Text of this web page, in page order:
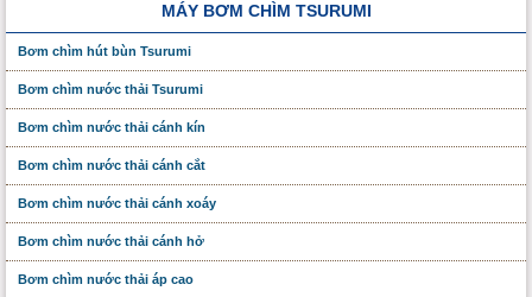
MÁY BƠM CHÌM TSURUMI
Bơm chìm hút bùn Tsurumi
Bơm chìm nước thải Tsurumi
Bơm chìm nước thải cánh kín
Bơm chìm nước thải cánh cắt
Bơm chìm nước thải cánh xoáy
Bơm chìm nước thải cánh hở
Bơm chìm nước thải áp cao